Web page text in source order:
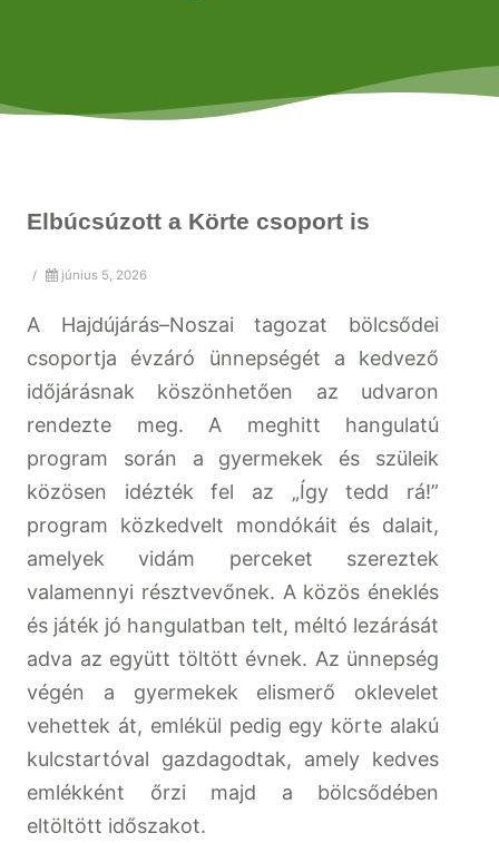
Elbúcsúzott a Körte csoport is
/ június 5, 2026
A Hajdújárás–Noszai tagozat bölcsődei
csoportja évzáró ünnepségét a kedvező
időjárásnak köszönhetően az udvaron
rendezte meg. A meghitt hangulatú
program során a gyermekek és szüleik
közösen idézték fel az „Így tedd rá!”
program közkedvelt mondókáit és dalait,
amelyek vidám perceket szereztek
valamennyi résztvevőnek. A közös éneklés
és játék jó hangulatban telt, méltó lezárását
adva az együtt töltött évnek. Az ünnepség
végén a gyermekek elismerő oklevelet
vehettek át, emlékül pedig egy körte alakú
kulcstartóval gazdagodtak, amely kedves
emlékként őrzi majd a bölcsődében
eltöltött időszakot.